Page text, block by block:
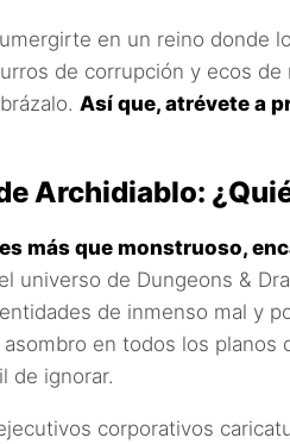
en un reino donde
de corrupción y ecos
Así que, atrévete a
Archidiablo:
más que monstruoso,
universo de Dungeons &
de inmenso mal y
en todos los planos
de ignorar.
corporativos